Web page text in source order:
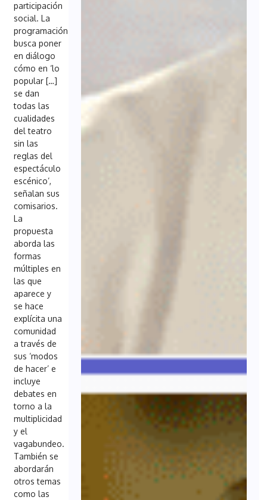
participación
social. La
programación
busca poner
en diálogo
cómo en ‘lo
popular […]
se dan
todas las
cualidades
del teatro
sin las
reglas del
espectáculo
escénico’,
señalan sus
comisarios.
La
propuesta
aborda las
formas
múltiples en
las que
aparece y
se hace
explícita una
comunidad
a través de
sus ‘modos
de hacer’ e
incluye
debates en
torno a la
multiplicidad
y el
vagabundeo.
También se
abordarán
otros temas
como las